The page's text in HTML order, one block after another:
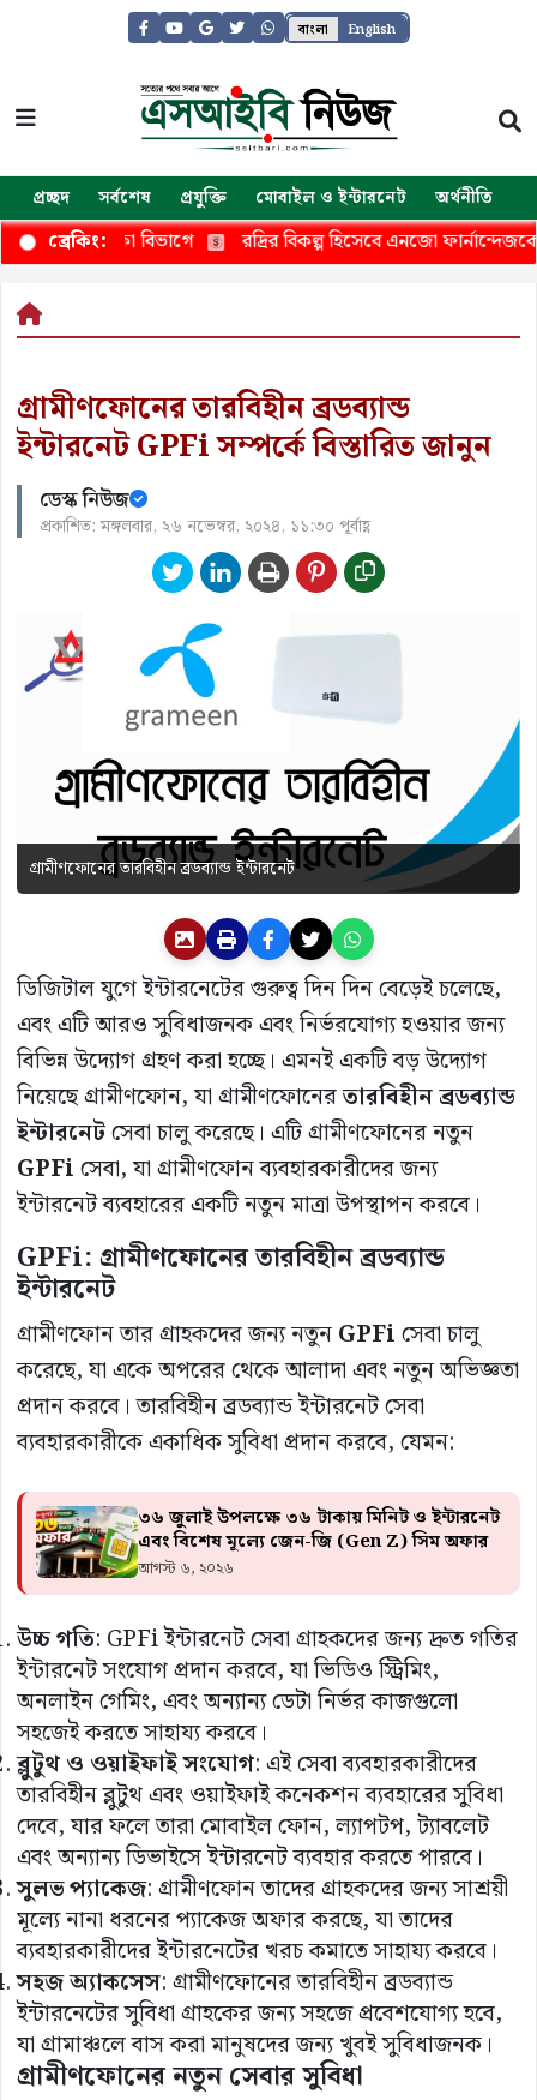
বাংলা English
প্রচ্ছদ সর্বশেষ প্রযুক্তি মোবাইল ও ইন্টারনেট অর্থনীতি
ব্রেকিং:
ঢাকা বিভাগে রদ্রির বিকল্প হিসেবে এনজো ফার্নান্দেজকে টার্গেট
গ্রামীণফোনের তারবিহীন ব্রডব্যান্ড
ইন্টারনেট GPFi সম্পর্কে বিস্তারিত জানুন
ডেস্ক নিউজ
প্রকাশিত: মঙ্গলবার, ২৬ নভেম্বর, ২০২৪, ১১:৩০ পূর্বাহ্ণ
গ্রামীণফোনের তারবিহীন ব্রডব্যান্ড ইন্টারনেট
ডিজিটাল যুগে ইন্টারনেটের গুরুত্ব দিন দিন বেড়েই চলেছে,
এবং এটি আরও সুবিধাজনক এবং নির্ভরযোগ্য হওয়ার জন্য
বিভিন্ন উদ্যোগ গ্রহণ করা হচ্ছে। এমনই একটি বড় উদ্যোগ
নিয়েছে গ্রামীণফোন, যা গ্রামীণফোনেরতারবিহীনব্রডব্যান্ড
ইন্টারনেটসেবা চালু করেছে। এটি গ্রামীণফোনের নতুন
GPFiসেবা, যা গ্রামীণফোন ব্যবহারকারীদের জন্য
ইন্টারনেট ব্যবহারের একটি নতুন মাত্রা উপস্থাপন করবে।
GPFi: গ্রামীণফোনেরতারবিহীনব্রডব্যান্ড
ইন্টারনেট
গ্রামীণফোন তার গ্রাহকদের জন্য নতুনGPFiসেবা চালু
করেছে, যা একে অপরের থেকে আলাদা এবং নতুন অভিজ্ঞতা
প্রদান করবে। তারবিহীন ব্রডব্যান্ড ইন্টারনেট সেবা
ব্যবহারকারীকে একাধিক সুবিধা প্রদান করবে, যেমন:
৩৬ জুলাই উপলক্ষে ৩৬ টাকায় মিনিট ও ইন্টারনেট
এবং বিশেষ মূল্যে জেন-জি (Gen Z) সিম অফার
আগস্ট ৬, ২০২৬
উচ্চগতি: GPFi ইন্টারনেট সেবা গ্রাহকদের জন্য দ্রুত গতির
ইন্টারনেট সংযোগ প্রদান করবে, যা ভিডিও স্ট্রিমিং,
অনলাইন গেমিং, এবং অন্যান্য ডেটা নির্ভর কাজগুলো
সহজেই করতে সাহায্য করবে।
ব্লুটুথওওয়াইফাইসংযোগ: এই সেবা ব্যবহারকারীদের
তারবিহীন ব্লুটুথ এবং ওয়াইফাই কনেকশন ব্যবহারের সুবিধা
দেবে, যার ফলে তারা মোবাইল ফোন, ল্যাপটপ, ট্যাবলেট
এবং অন্যান্য ডিভাইসে ইন্টারনেট ব্যবহার করতে পারবে।
সুলভপ্যাকেজ: গ্রামীণফোন তাদের গ্রাহকদের জন্য সাশ্রয়ী
মূল্যে নানা ধরনের প্যাকেজ অফার করছে, যা তাদের
ব্যবহারকারীদের ইন্টারনেটের খরচ কমাতে সাহায্য করবে।
সহজঅ্যাকসেস: গ্রামীণফোনের তারবিহীন ব্রডব্যান্ড
ইন্টারনেটের সুবিধা গ্রাহকের জন্য সহজে প্রবেশযোগ্য হবে,
যা গ্রামাঞ্চলে বাস করা মানুষদের জন্য খুবই সুবিধাজনক।
গ্রামীণফোনেরনতুন সেবারসুবিধা